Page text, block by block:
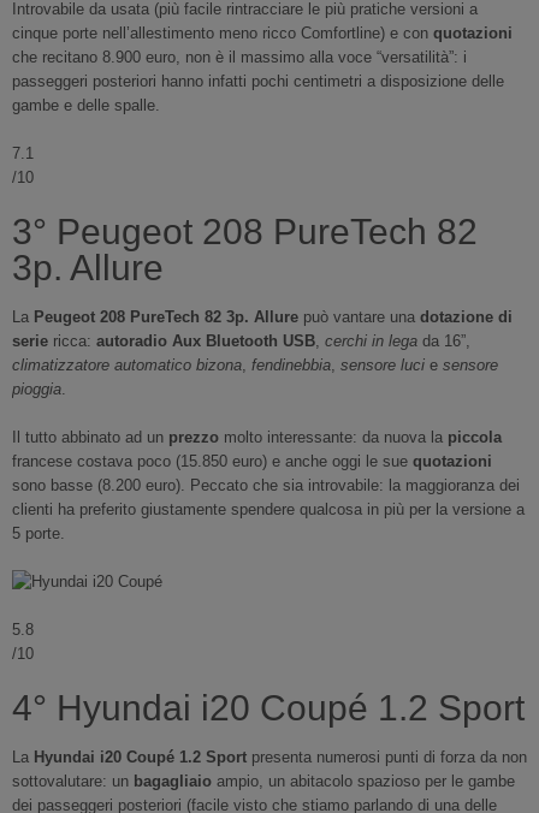
Introvabile da usata (più facile rintracciare le più pratiche versioni a
cinque porte nell’allestimento meno ricco Comfortline) e con quotazioni
che recitano 8.900 euro, non è il massimo alla voce “versatilità”: i
passeggeri posteriori hanno infatti pochi centimetri a disposizione delle
gambe e delle spalle.
7.1
/10
3° Peugeot 208 PureTech 82
3p. Allure
La Peugeot 208 PureTech 82 3p. Allure può vantare una dotazione di
serie ricca: autoradio Aux Bluetooth USB, cerchi in lega da 16”,
climatizzatore automatico bizona, fendinebbia, sensore luci e sensore
pioggia.
Il tutto abbinato ad un prezzo molto interessante: da nuova la piccola
francese costava poco (15.850 euro) e anche oggi le sue quotazioni
sono basse (8.200 euro). Peccato che sia introvabile: la maggioranza dei
clienti ha preferito giustamente spendere qualcosa in più per la versione a
5 porte.
5.8
/10
4° Hyundai i20 Coupé 1.2 Sport
La Hyundai i20 Coupé 1.2 Sport presenta numerosi punti di forza da non
sottovalutare: un bagagliaio ampio, un abitacolo spazioso per le gambe
dei passeggeri posteriori (facile visto che stiamo parlando di una delle